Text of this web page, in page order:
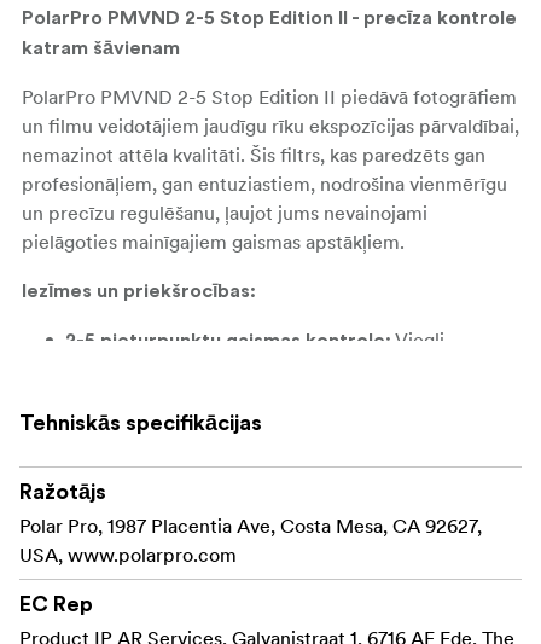
PolarPro PMVND 2-5 Stop Edition II - precīza kontrole
katram šāvienam
PolarPro PMVND 2-5 Stop Edition II piedāvā fotogrāfiem
un filmu veidotājiem jaudīgu rīku ekspozīcijas pārvaldībai,
nemazinot attēla kvalitāti. Šis filtrs, kas paredzēts gan
profesionāļiem, gan entuziastiem, nodrošina vienmērīgu
un precīzu regulēšanu, ļaujot jums nevainojami
pielāgoties mainīgajiem gaismas apstākļiem.
Iezīmes un priekšrocības:
2-5 pieturpunktu gaismas kontrole: Viegli
piemērots uzņemšanai brīvā dabā vai darbam ar
Defender360 aizsardzība:
pilnībā iestrādāts ciets vāks un mīksts futrālis, kas
aizsargā filtru no putekļiem, skrāpējumiem un
piedzīvojumam.
Tehniskās specifikācijas
Ražotājs
Polar Pro, 1987 Placentia Ave, Costa Mesa, CA 92627,
USA, www.polarpro.com
EC Rep
Product IP AR Services, Galvanistraat 1, 6716 AE Ede, The